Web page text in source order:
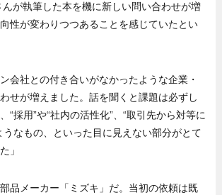
が執筆した本を機に新しい問い合わせが増
性が変わりつつあることを感じていたとい
会社との付き合いがなかったような企業・
せが増えました。話を聞くと課題は必ずし
“採用”や“社内の活性化”、“取引先から対等に
うなもの、といった目に見えない部分がとて
」
品メーカー「ミズキ」だ。当初の依頼は既